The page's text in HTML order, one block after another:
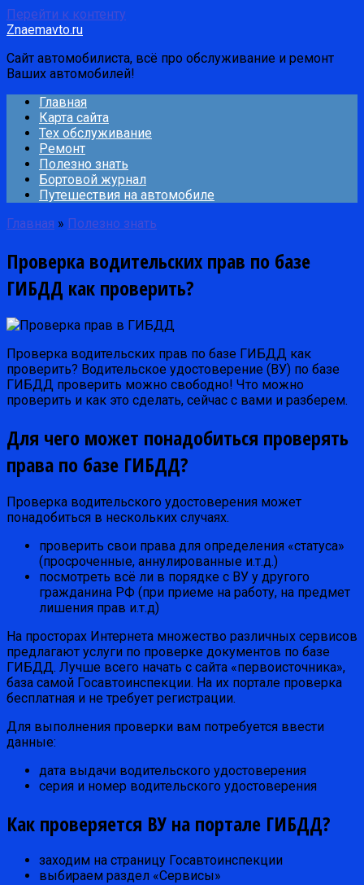
Перейти к контенту
Znaemavto.ru
Сайт автомобилиста, всё про обслуживание и ремонт
Ваших автомобилей!
Главная
Карта сайта
Тех обслуживание
Ремонт
Полезно знать
Бортовой журнал
Путешествия на автомобиле
Главная » Полезно знать
Проверка водительских прав по базе
ГИБДД как проверить?
Проверка водительских прав по базе ГИБДД как
проверить? Водительское удостоверение (ВУ) по базе
ГИБДД проверить можно свободно! Что можно
проверить и как это сделать, сейчас с вами и разберем.
Для чего может понадобиться проверять
права по базе ГИБДД?
Проверка водительского удостоверения может
понадобиться в нескольких случаях.
проверить свои права для определения «статуса»
(просроченные, аннулированные и.т.д.)
посмотреть всё ли в порядке с ВУ у другого
гражданина РФ (при приеме на работу, на предмет
лишения прав и.т.д)
На просторах Интернета множество различных сервисов
предлагают услуги по проверке документов по базе
ГИБДД. Лучше всего начать с сайта «первоисточника»,
база самой Госавтоинспекции. На их портале проверка
бесплатная и не требует регистрации.
Для выполнения проверки вам потребуется ввести
данные:
дата выдачи водительского удостоверения
серия и номер водительского удостоверения
Как проверяется ВУ на портале ГИБДД?
заходим на страницу Госавтоинспекции
выбираем раздел «Сервисы»